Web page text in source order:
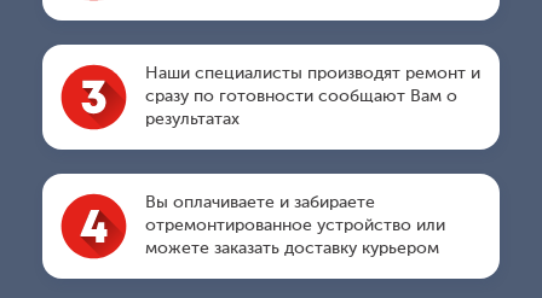
Наши специалисты производят ремонт и
сразу по готовности сообщают Вам о
результатах
Вы оплачиваете и забираете
отремонтированное устройство или
можете заказать доставку курьером